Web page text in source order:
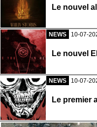
Le nouvel
NEWS 10-07-
Le nouvel
NEWS 10-07-
Le premier